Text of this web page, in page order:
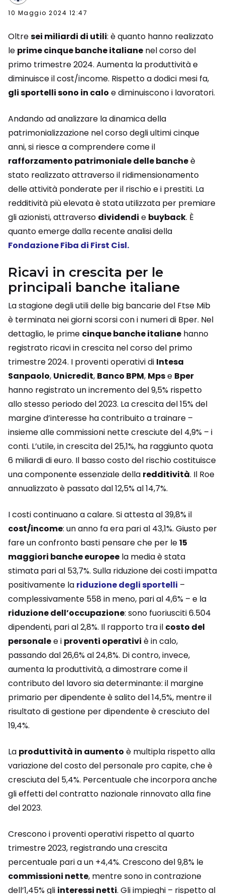
10 Maggio 2024 12:47
Oltresei miliardi di utili: è quanto hanno realizzato
le prime cinque banche italiane nel corso del
primo trimestre 2024. Aumenta la produttività e
diminuisce il cost/income. Rispetto a dodici mesi fa,
gli sportelli sono in calo e diminuiscono i lavoratori.
Andando ad analizzare la dinamica della
patrimonializzazione nel corso degli ultimi cinque
anni, si riesce a comprendere come il
rafforzamento patrimoniale delle bancheè
stato realizzato attraverso il ridimensionamento
delle attività ponderate per il rischio e i prestiti. La
redditività più elevata è stata utilizzata per premiare
gli azionisti, attraverso dividendi e buyback. È
quanto emerge dalla recente analisi della
Fondazione Fiba di First Cisl.
Ricavi in crescita per le
principali banche italiane
La stagione degli utili delle big bancarie del Ftse Mib
è terminata nei giorni scorsi con i numeri di Bper. Nel
dettaglio, le prime cinque banche italiane hanno
registrato ricavi in crescita nel corso del primo
trimestre 2024. I proventi operativi di Intesa
Sanpaolo, Unicredit, Banco BPM, Mpse Bper
hanno registrato un incremento del 9,5% rispetto
allo stesso periodo del 2023. La crescita del 15% del
margine d’interesse ha contribuito a trainare –
insieme alle commissioni nette cresciute del 4,9% – i
conti. L’utile, in crescita del 25,1%, ha raggiunto quota
6 miliardi di euro. Il basso costo del rischio costituisce
una componente essenziale della redditività. Il Roe
annualizzato è passato dal 12,5% al 14,7%.
I costi continuano a calare. Si attesta al 39,8% il
cost/income: un anno fa era pari al 43,1%. Giusto per
fare un confronto basti pensare che per le15
maggiori banche europee la media è stata
stimata pari al 53,7%. Sulla riduzione dei costi impatta
positivamente la riduzione degli sportelli –
complessivamente 558 in meno, pari al 4,6% – e la
riduzione dell’occupazione: sono fuoriusciti 6.504
dipendenti, pari al 2,8%. Il rapporto tra il costo del
personalee i proventi operativi è in calo,
passando dal 26,6% al 24,8%. Di contro, invece,
aumenta la produttività, a dimostrare come il
contributo del lavoro sia determinante: il margine
primario per dipendente è salito del 14,5%, mentre il
risultato di gestione per dipendente è cresciuto del
19,4%.
La produttività in aumento è multipla rispetto alla
variazione del costo del personale pro capite, che è
cresciuta del 5,4%. Percentuale che incorpora anche
gli effetti del contratto nazionale rinnovato alla fine
del 2023.
Crescono i proventi operativi rispetto al quarto
trimestre 2023, registrando una crescita
percentuale pari a un +4,4%. Crescono del 9,8% le
commissioni nette, mentre sono in contrazione
dell’1,45% gli interessi netti. Gli impieghi – rispetto al